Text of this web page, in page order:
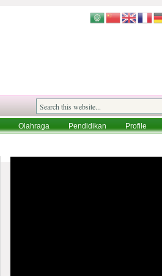
Olahraga Pendidikan Profile